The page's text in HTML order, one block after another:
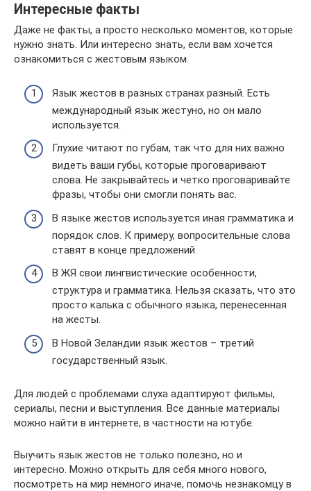
Интересные факты
Даже не факты, а просто несколько моментов, которые
нужно знать. Или интересно знать, если вам хочется
ознакомиться с жестовым языком.
Язык жестов в разных странах разный. Есть
международный язык жестуно, но он мало
используется.
Глухие читают по губам, так что для них важно
видеть ваши губы, которые проговаривают
слова. Не закрывайтесь и четко проговаривайте
фразы, чтобы они смогли понять вас.
В языке жестов используется иная грамматика и
порядок слов. К примеру, вопросительные слова
ставят в конце предложений.
В ЖЯ свои лингвистические особенности,
структура и грамматика. Нельзя сказать, что это
просто калька с обычного языка, перенесенная
на жесты.
В Новой Зеландии язык жестов – третий
государственный язык.
Для людей с проблемами слуха адаптируют фильмы,
сериалы, песни и выступления. Все данные материалы
можно найти в интернете, в частности на ютубе.
Выучить язык жестов не только полезно, но и
интересно. Можно открыть для себя много нового,
посмотреть на мир немного иначе, помочь незнакомцу в